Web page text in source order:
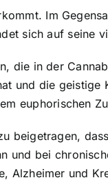
Im
sich auf seine
die in der
und die
euphorischen
beigetragen,
und bei
Alzheimer und